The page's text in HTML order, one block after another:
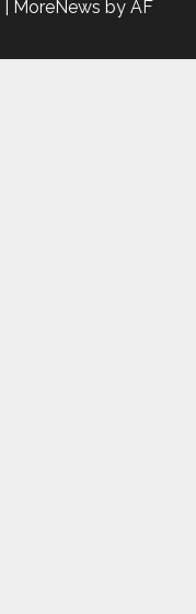
MoreNews by AF